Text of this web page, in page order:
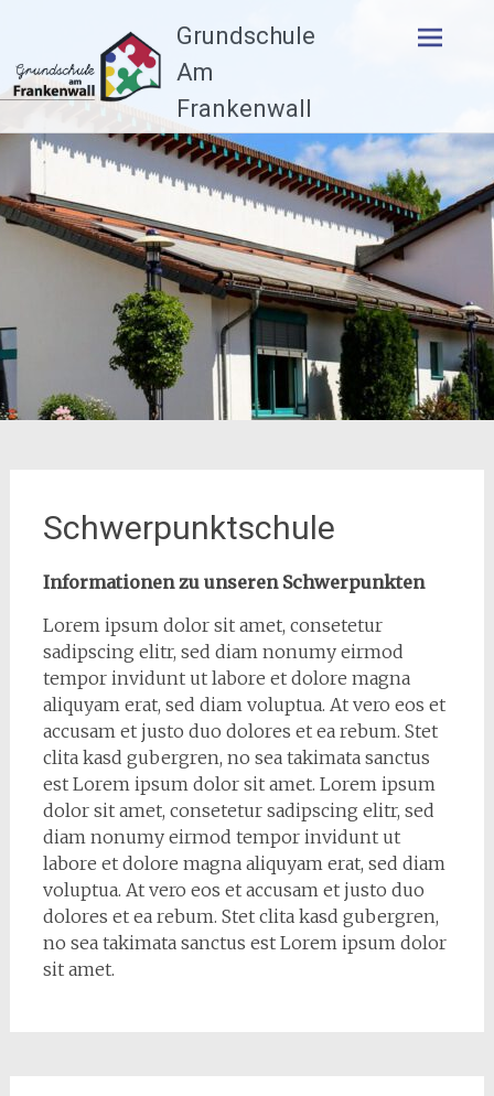
springen
Grundschule
Am
Frankenwall
Schwerpunktschule
Informationen zu unseren Schwerpunkten
Lorem ipsum dolor sit amet, consetetur
sadipscing elitr, sed diam nonumy eirmod
tempor invidunt ut labore et dolore magna
aliquyam erat, sed diam voluptua. At vero eos et
accusam et justo duo dolores et ea rebum. Stet
clita kasd gubergren, no sea takimata sanctus
est Lorem ipsum dolor sit amet. Lorem ipsum
dolor sit amet, consetetur sadipscing elitr, sed
diam nonumy eirmod tempor invidunt ut
labore et dolore magna aliquyam erat, sed diam
voluptua. At vero eos et accusam et justo duo
dolores et ea rebum. Stet clita kasd gubergren,
no sea takimata sanctus est Lorem ipsum dolor
sit amet.